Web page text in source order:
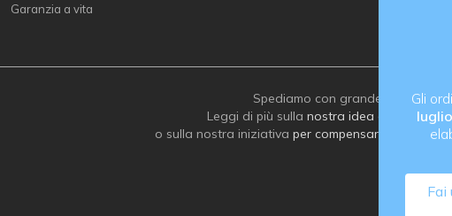
Gli
Fai
Garanzia a vita
Spediamo con grande attenzione
Leggi di più sulla nostra idea di
o sulla nostra iniziativa per compensare le